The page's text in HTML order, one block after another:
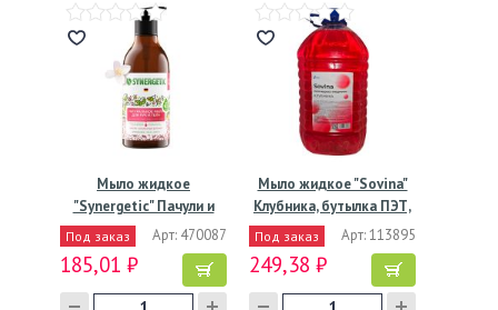
Мыло жидкое
"Synergetic" Пачули и
ароматный…
Под заказ Арт: 470087
185,01 ₽
Мыло жидкое "Sovina"
Клубника, бутылка ПЭТ,
Под заказ Арт: 113895
249,38 ₽